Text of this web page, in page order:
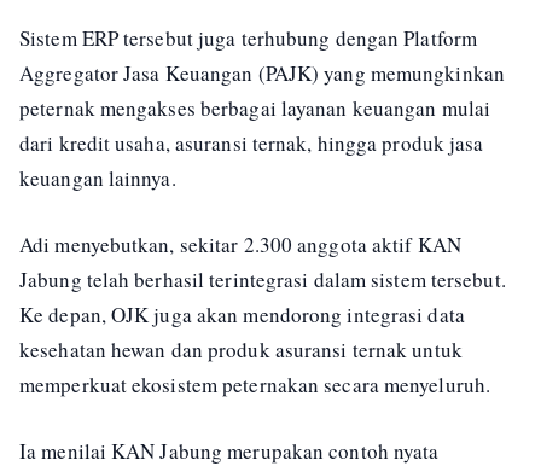
Sistem ERP tersebut juga terhubung dengan Platform
Aggregator Jasa Keuangan (PAJK) yang memungkinkan
peternak mengakses berbagai layanan keuangan mulai
dari kredit usaha, asuransi ternak, hingga produk jasa
keuangan lainnya.
Adi menyebutkan, sekitar 2.300 anggota aktif KAN
Jabung telah berhasil terintegrasi dalam sistem tersebut.
Ke depan, OJK juga akan mendorong integrasi data
kesehatan hewan dan produk asuransi ternak untuk
memperkuat ekosistem peternakan secara menyeluruh.
Ia menilai KAN Jabung merupakan contoh nyata